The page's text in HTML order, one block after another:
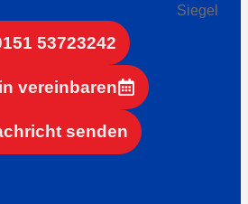
53723242
vereinbaren
senden